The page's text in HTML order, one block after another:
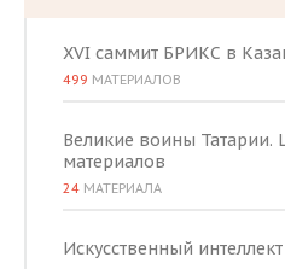
XVI саммит БРИКС в
499 МАТЕРИАЛОВ
Великие воины Татарии.
материалов
24 МАТЕРИАЛА
Искусственный интеллект